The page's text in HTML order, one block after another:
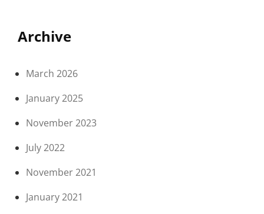
Archive
March 2026
January 2025
November 2023
July 2022
November 2021
January 2021